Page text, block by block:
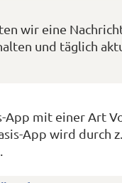
wir eine
und täglich
App mit einer Art
App wird durch